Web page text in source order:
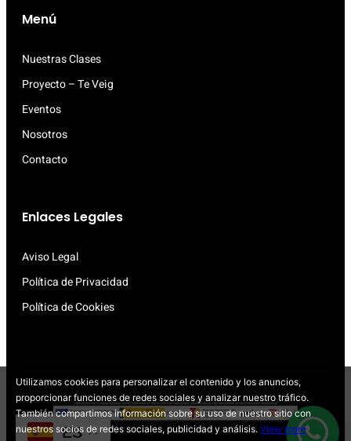
Menú
Nuestras Clases
Proyecto – Te Veig
Eventos
Nosotros
Contacto
Enlaces Legales
Aviso Legal
Política de Privacidad
Política de Cookies
ES
Utilizamos cookies para personalizar el contenido y los anuncios,
proporcionar funciones de redes sociales y analizar nuestro tráfico.
También compartimos información sobre su uso de nuestro sitio con
nuestros socios de redes sociales, publicidad y análisis. View more